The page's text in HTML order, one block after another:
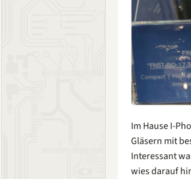
Im Hause I-
Gläsern mit
Interessant
wies darauf